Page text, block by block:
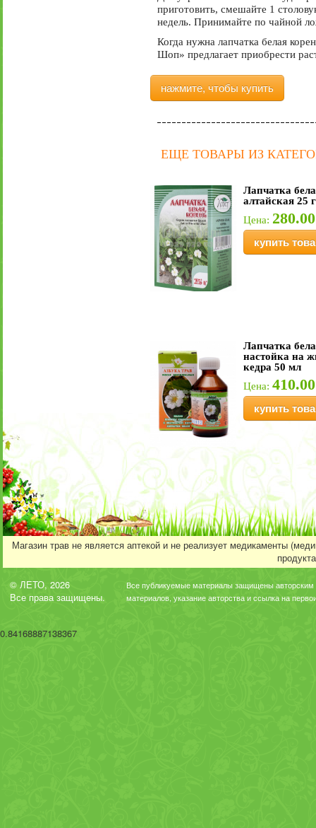
приготовить, смешайте 1
недель. Принимайте по чайной
Когда нужна лапчатка белая
Шоп» предлагает приобрести
нажмите, чтобы купить
ЕЩЕ ТОВАРЫ ИЗ
Лапчатка
алтайская 25
Цена:
купить
Лапчатка
настойка на
кедра 50 мл
Цена:
купить
Магазин трав не является аптекой и не реализует медикаменты
© ЛЕТО, 2026
Все права защищены.
Все публикуемые материалы защищены авторским
материалов, указание авторства и ссылка на
0.84168887138367